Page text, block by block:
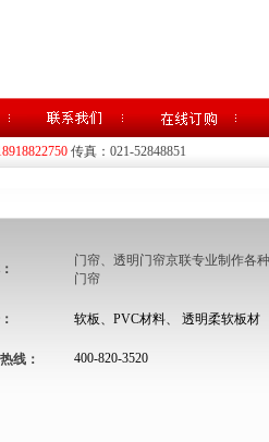
传真：021-52848851
门帘、透明门帘京联专业制作各种
门帘
软板、PVC材料、 透明柔软板材
线： 400-820-3520